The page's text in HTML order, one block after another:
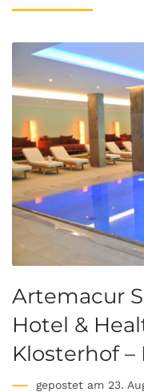
Artemacur
Hotel &
Klosterhof –
gepostet am 23.